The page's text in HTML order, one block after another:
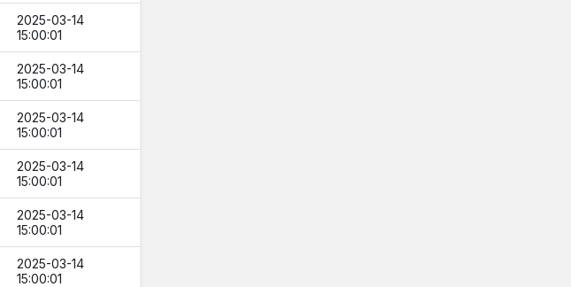
2025-03-14
15:00:01
2025-03-14
15:00:01
2025-03-14
15:00:01
2025-03-14
15:00:01
2025-03-14
15:00:01
2025-03-14
15:00:01